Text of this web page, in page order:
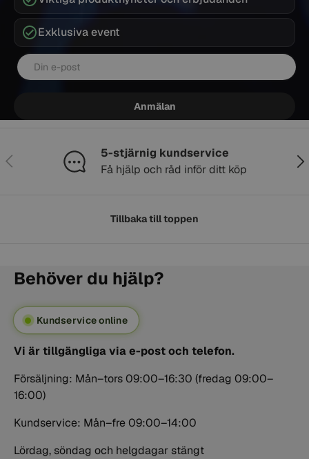
Exklusiva event
E-post
Anmälan
Föregående
5-stjärnig kundservice
Få hjälp och råd inför ditt köp
Tillbaka till toppen
Behöver du hjälp?
Kundservice online
Vi är tillgängliga via e-post och telefon.
Försäljning: Mån–tors 09:00–16:30 (fredag 09:00–
16:00)
Kundservice: Mån–fre 09:00–14:00
Lördag, söndag och helgdagar stängt